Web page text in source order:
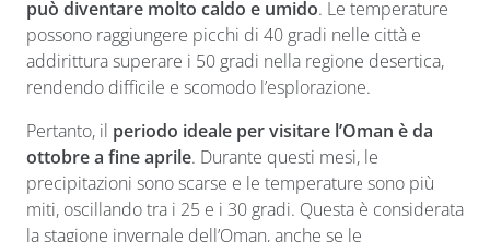
può diventare molto caldo e umido. Le temperature
possono raggiungere picchi di 40 gradi nelle città e
addirittura superare i 50 gradi nella regione desertica,
rendendo difficile e scomodo l’esplorazione.
Pertanto, il periodo ideale per visitare l’Oman è da
ottobre a fine aprile. Durante questi mesi, le
precipitazioni sono scarse e le temperature sono più
miti, oscillando tra i 25 e i 30 gradi. Questa è considerata
la stagione invernale dell’Oman, anche se le